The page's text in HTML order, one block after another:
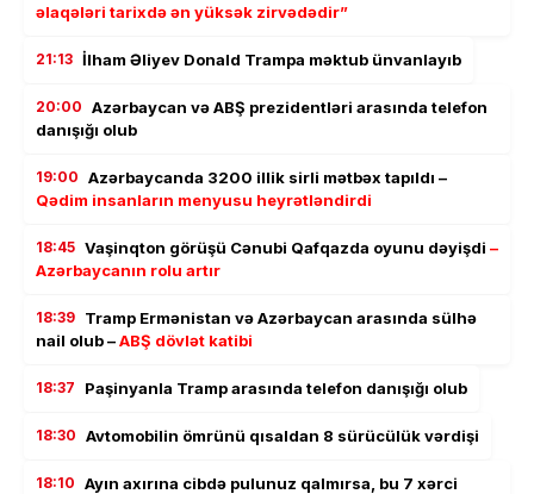
əlaqələri tarixdə ən yüksək zirvədədir”
21:13 İlham Əliyev Donald Trampa məktub ünvanlayıb
20:00 Azərbaycan və ABŞ prezidentləri arasında telefon
danışığı olub
19:00 Azərbaycanda 3200 illik sirli mətbəx tapıldı –
Qədim insanların menyusu heyrətləndirdi
18:45 Vaşinqton görüşü Cənubi Qafqazda oyunu dəyişdi –
Azərbaycanın rolu artır
18:39 Tramp Ermənistan və Azərbaycan arasında sülhə
nail olub –ABŞ dövlət katibi
18:37 Paşinyanla Tramp arasında telefon danışığı olub
18:30 Avtomobilin ömrünü qısaldan 8 sürücülük vərdişi
18:10 Ayın axırına cibdə pulunuz qalmırsa, bu 7 xərci